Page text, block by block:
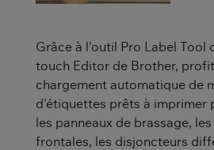
Grâce à l'outil Pro Label Tool
touch Editor de Brother,
chargement automatique de
d'étiquettes prêts à imprimer
les panneaux de brassage,
frontales, les disjoncteurs